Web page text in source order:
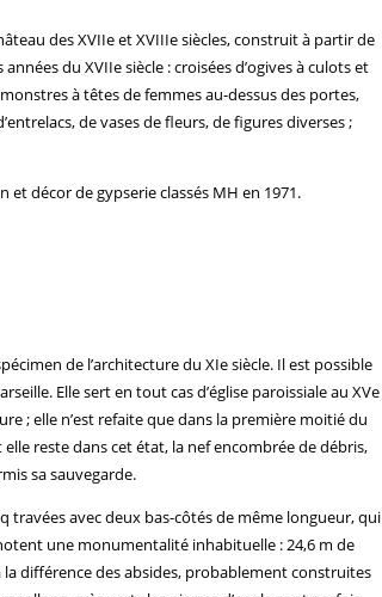
des XVIIe et XVIIIe siècles, construit à partir de
du XVIIe siècle : croisées d’ogives à culots et
à têtes de femmes au-dessus des portes,
de vases de fleurs, de figures diverses ;
décor de gypserie classés MH en 1971.
de l’architecture du XIe siècle. Il est possible
Elle sert en tout cas d’église paroissiale au XVe
; elle n’est refaite que dans la première moitié du
reste dans cet état, la nef encombrée de débris,
sa sauvegarde.
travées avec deux bas-côtés de même longueur, qui
une monumentalité inhabituelle : 24,6 m de
la différence des absides, probablement construites